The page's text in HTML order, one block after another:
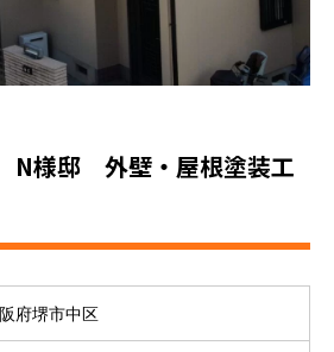
N様邸 外壁・屋根塗装工
府堺市中区